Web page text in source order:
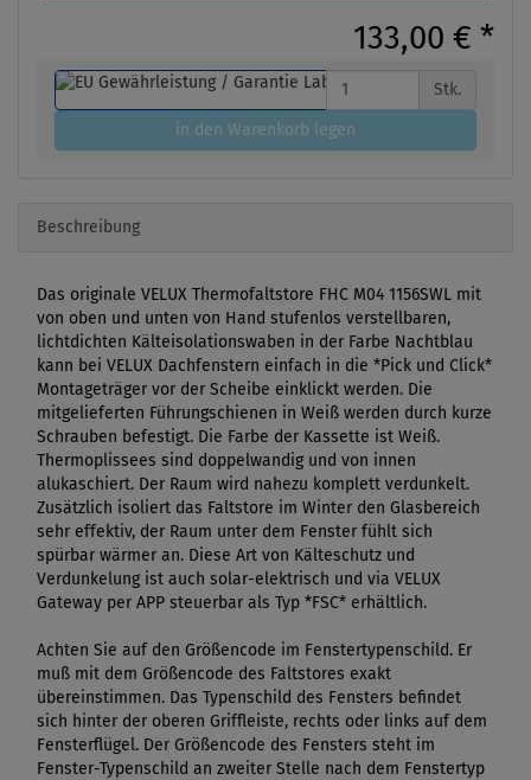
133,00 € *
Stk.
in den Warenkorb legen
Beschreibung
Das originale VELUX Thermofaltstore FHC M04 1156SWL mit
von oben und unten von Hand stufenlos verstellbaren,
lichtdichten Kälteisolationswaben in der Farbe Nachtblau
kann bei VELUX Dachfenstern einfach in die *Pick und Click*
Montageträger vor der Scheibe einklickt werden. Die
mitgelieferten Führungschienen in Weiß werden durch kurze
Schrauben befestigt. Die Farbe der Kassette ist Weiß.
Thermoplissees sind doppelwandig und von innen
alukaschiert. Der Raum wird nahezu komplett verdunkelt.
Zusätzlich isoliert das Faltstore im Winter den Glasbereich
sehr effektiv, der Raum unter dem Fenster fühlt sich
spürbar wärmer an. Diese Art von Kälteschutz und
Verdunkelung ist auch solar-elektrisch und via VELUX
Gateway per APP steuerbar als Typ *FSC* erhältlich.
Achten Sie auf den Größencode im Fenstertypenschild. Er
muß mit dem Größencode des Faltstores exakt
übereinstimmen. Das Typenschild des Fensters befindet
sich hinter der oberen Griffleiste, rechts oder links auf dem
Fensterflügel. Der Größencode des Fensters steht im
Fenster-Typenschild an zweiter Stelle nach dem Fenstertyp